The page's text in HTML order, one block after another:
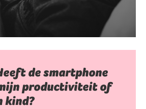
de smartphone
productiviteit of
kind?